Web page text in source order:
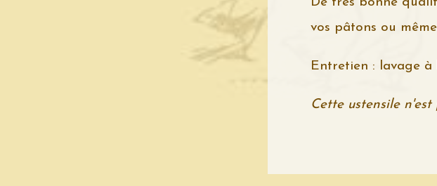
vos pâtons ou
Entretien : lavage à
Cette ustensile